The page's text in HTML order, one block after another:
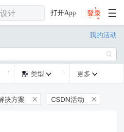
打开App
我的活动

 类型  更多 
决方案  CSDN活动 